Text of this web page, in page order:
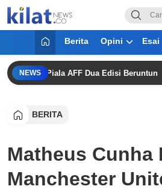
KilatNews.co
Mencerdaskan Anak Bangsa
Berita Opini Esai
NEWS
Piala AFF Dua Edisi Beruntun
BERITA
Matheus Cunha
Manchester